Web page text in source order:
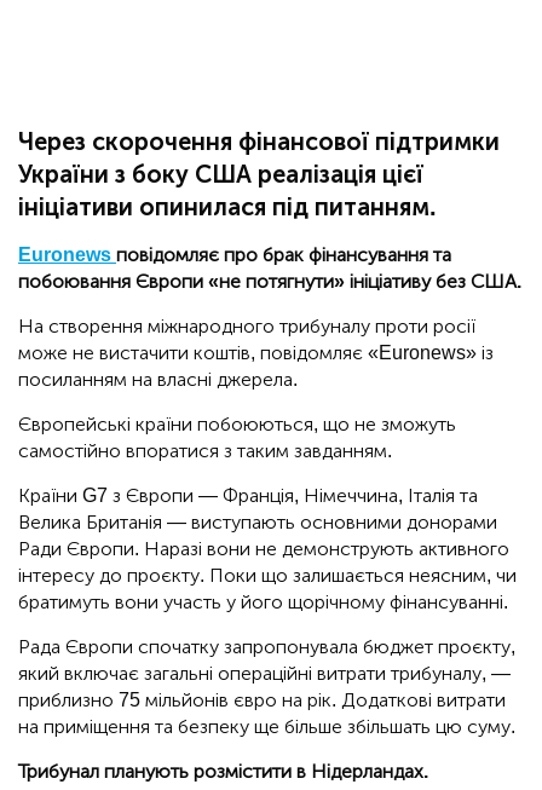
Через скорочення фінансової підтримки
України з боку США реалізація цієї
ініціативи опинилася під питанням.
Euronews повідомляє про брак фінансування та
побоювання Європи «не потягнути» ініціативу без США.
На створення міжнародного трибуналу проти росії
може не вистачити коштів, повідомляє «Euronews» із
посиланням на власні джерела.
Європейські країни побоюються, що не зможуть
самостійно впоратися з таким завданням.
Країни G7 з Європи — Франція, Німеччина, Італія та
Велика Британія — виступають основними донорами
Ради Європи. Наразі вони не демонструють активного
інтересу до проєкту. Поки що залишається неясним, чи
братимуть вони участь у його щорічному фінансуванні.
Рада Європи спочатку запропонувала бюджет проєкту,
який включає загальні операційні витрати трибуналу, —
приблизно 75 мільйонів євро на рік. Додаткові витрати
на приміщення та безпеку ще більше збільшать цю суму.
Трибунал планують розмістити в Нідерландах.